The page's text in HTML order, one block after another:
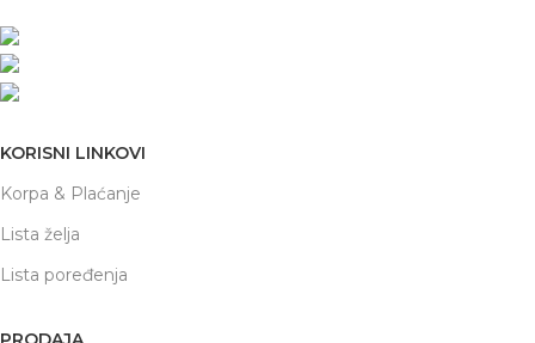
KORISNI LINKOVI
Korpa & Plaćanje
Lista želja
Lista poređenja